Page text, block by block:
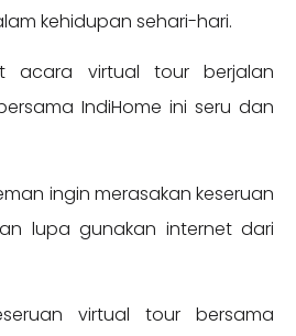
kehidupan sehari-hari.
acara virtual tour berjalan
IndiHome ini seru dan
ingin merasakan keseruan
lupa gunakan internet dari
virtual tour bersama